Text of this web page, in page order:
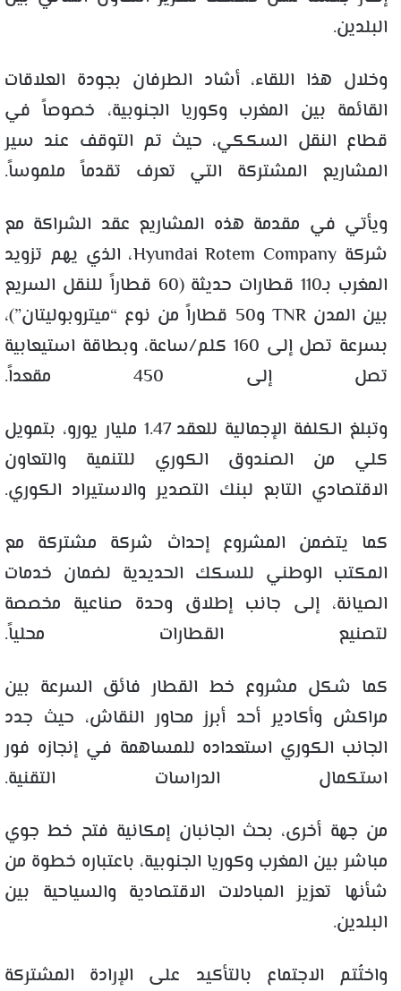
البلدين.
وخلال هذا اللقاء، أشاد الطرفان بجودة العلاقات
القائمة بين المغرب وكوريا الجنوبية، خصوصاً في
قطاع النقل السككي، حيث تم التوقف عند سير
المشاريع المشتركة التي تعرف تقدماً ملموساً.
ويأتي في مقدمة هذه المشاريع عقد الشراكة مع
شركة Hyundai Rotem Company، الذي يهم تزويد
المغرب بـ110 قطارات حديثة (60 قطاراً للنقل السريع
بين المدن TNR و50 قطاراً من نوع “ميتروبوليتان”)،
بسرعة تصل إلى 160 كلم/ساعة، وبطاقة استيعابية
تصل إلى 450 مقعداً.
وتبلغ الكلفة الإجمالية للعقد 1.47 مليار يورو، بتمويل
كلي من الصندوق الكوري للتنمية والتعاون
الاقتصادي التابع لبنك التصدير والاستيراد الكوري.
كما يتضمن المشروع إحداث شركة مشتركة مع
المكتب الوطني للسكك الحديدية لضمان خدمات
الصيانة، إلى جانب إطلاق وحدة صناعية مخصصة
لتصنيع القطارات محلياً.
كما شكل مشروع خط القطار فائق السرعة بين
مراكش وأكادير أحد أبرز محاور النقاش، حيث جدد
الجانب الكوري استعداده للمساهمة في إنجازه فور
استكمال الدراسات التقنية.
من جهة أخرى، بحث الجانبان إمكانية فتح خط جوي
مباشر بين المغرب وكوريا الجنوبية، باعتباره خطوة من
شأنها تعزيز المبادلات الاقتصادية والسياحية بين
البلدين.
واختُتم الاجتماع بالتأكيد على الإرادة المشتركة